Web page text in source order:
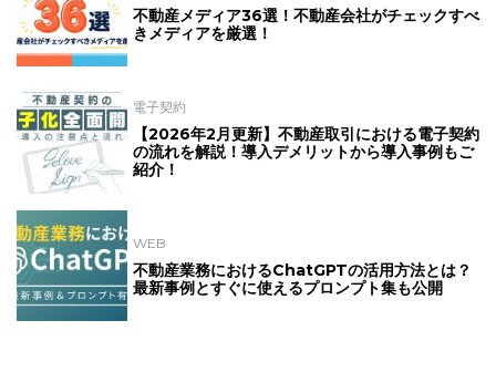
不動産メディア36選！不動産会社がチェックすべ
きメディアを厳選！
電子契約
【2026年2月更新】不動産取引における電子契約
の流れを解説！導入デメリットから導入事例もご
紹介！
WEB
不動産業務におけるChatGPTの活用方法とは？
最新事例とすぐに使えるプロンプト集も公開